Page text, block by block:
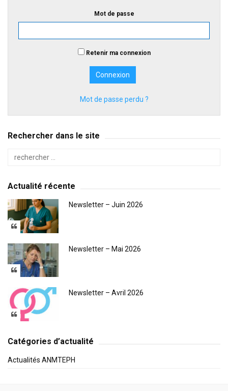
Mot de passe
Retenir ma connexion
Mot de passe perdu ?
Rechercher dans le site
Actualité récente
Newsletter – Juin 2026
Newsletter – Mai 2026
Newsletter – Avril 2026
Catégories d’actualité
Actualités ANMTEPH